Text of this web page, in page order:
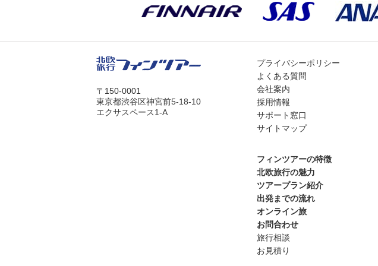
〒150-0001
東京都渋谷区神宮前5-18-10
エクサスペース1-A
プライバシーポリシー
よくある質問
会社案内
採用情報
サポート窓口
サイトマップ
フィンツアーの特徴
北欧旅行の魅力
ツアープラン紹介
出発までの流れ
オンライン旅
お問合わせ
旅行相談
お見積り